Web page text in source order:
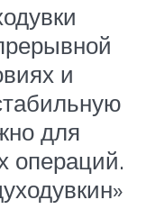
и
для
операций.